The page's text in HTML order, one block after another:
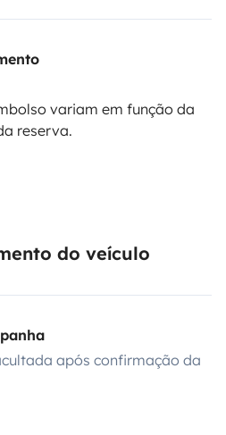
variam em função da
reserva.
do veículo
após confirmação da